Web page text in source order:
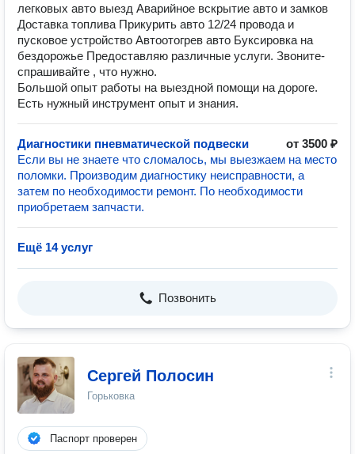
легковых авто выезд Аварийное вскрытие авто и замков
Доставка топлива Прикурить авто 12/24 провода и
пусковое устройство Автоотогрев авто Буксировка на
бездорожье Предоставляю различные услуги. Звоните-
спрашивайте , что нужно.
Большой опыт работы на выездной помощи на дороге.
Есть нужный инструмент опыт и знания.
Диагностики пневматической подвески
от 3500 ₽
Если вы не знаете что сломалось, мы выезжаем на место
поломки. Производим диагностику неисправности, а
затем по необходимости ремонт. По необходимости
приобретаем запчасти.
Ещё 14 услуг
Позвонить
Сергей Полосин
Горьковка
Паспорт проверен